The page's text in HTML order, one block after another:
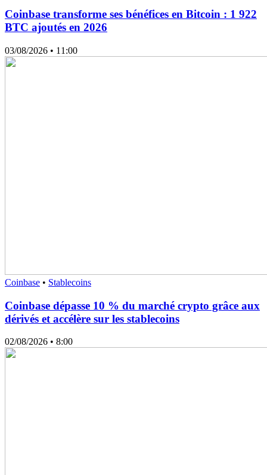
Coinbase transforme ses bénéfices en Bitcoin : 1 922
BTC ajoutés en 2026
03/08/2026 • 11:00
Coinbase • Stablecoins
Coinbase dépasse 10 % du marché crypto grâce aux
dérivés et accélère sur les stablecoins
02/08/2026 • 8:00